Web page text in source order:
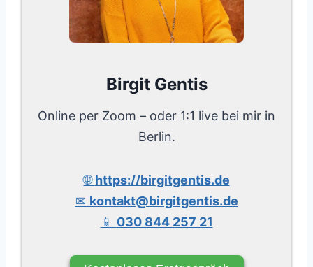
Birgit Gentis
Online per Zoom – oder 1:1 live bei mir in
Berlin.
🌐https://birgitgentis.de
✉ kontakt@birgitgentis.de
📱 030 844 257 21